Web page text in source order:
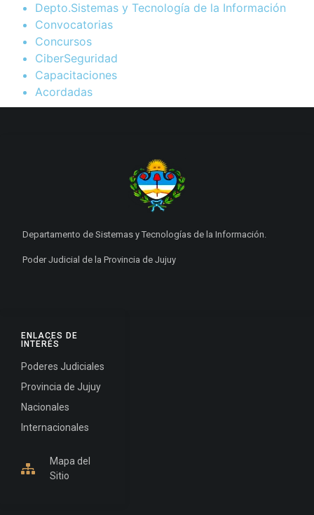
Depto.Sistemas y Tecnología de la Información
Convocatorias
Concursos
CiberSeguridad
Capacitaciones
Acordadas
ENLACES DE
INTERÉS
Poderes Judiciales
Provincia de Jujuy
Nacionales
Internacionales
Mapa del
Sitio
Departamento de Sistemas y Tecnologías de la Información.
Poder Judicial de la Provincia de Jujuy